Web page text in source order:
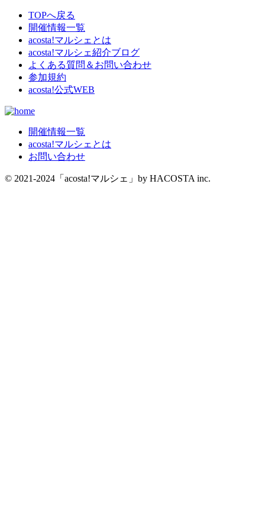
TOPへ戻る
開催情報一覧
acosta!マルシェとは
acosta!マルシェ紹介ブログ
よくある質問＆お問い合わせ
参加規約
acosta!公式WEB
開催情報一覧
acosta!マルシェとは
お問い合わせ
© 2021-2024「acosta!マルシェ」by HACOSTA inc.